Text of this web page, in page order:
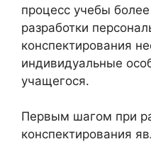
процесс учебы
разработки
конспектирования
индивидуальные
учащегося.
Первым шагом при
конспектирования